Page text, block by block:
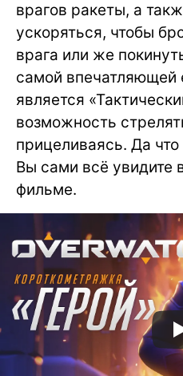
врагов ракеты, а
ускоряться, чтобы
врага или же
самой впечатляющей
является
возможность
прицеливаясь. Да
Вы сами всё увидите
фильме.